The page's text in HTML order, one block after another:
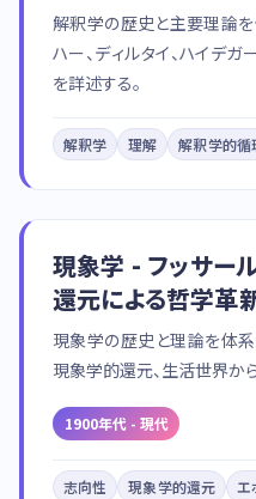
解釈学の歴史と主要理論を
ハー、ディルタイ、ハイデ
を詳述する。
解釈学 理解 解釈学的循
現象学 - フッサー
還元による哲学革
現象学の歴史と理論を体系
現象学的還元、生活世界か
1900年代 - 現代
志向性 現象学的還元 エ